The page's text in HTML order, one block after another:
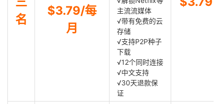
名
$3.79/每
月
主流流媒体
√带有免费的云
存储
√支持P2P种子
下载
√12个同时连接
√中文支持
√30天退款保
证